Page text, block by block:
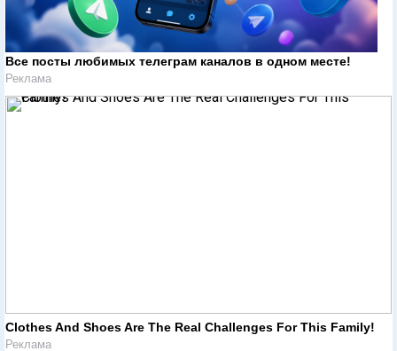
Все посты любимых телеграм каналов в одном месте!
Реклама
Clothes And Shoes Are The Real Challenges For This Family!
Реклама